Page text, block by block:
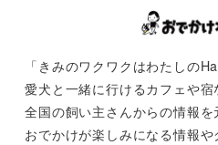
「きみのワクワクはわたしの
愛犬と一緒に行けるカフェや
全国の飼い主さんからの情報を
おでかけが楽しみになる情報や